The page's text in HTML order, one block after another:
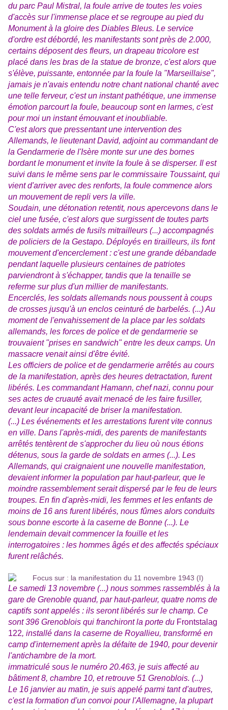
du parc Paul Mistral, la foule arrive de toutes les voies
d'accès sur l'immense place et se regroupe au pied du
Monument à la gloire des Diables Bleus. Le service
d'ordre est débordé, les manifestants sont près de 2.000,
certains déposent des fleurs, un drapeau tricolore est
placé dans les bras de la statue de bronze, c'est alors que
s'élève, puissante, entonnée par la foule la "Marseillaise",
jamais je n'avais entendu notre chant national chanté avec
une telle ferveur, c'est un instant pathétique, une immense
émotion parcourt la foule, beaucoup sont en larmes, c'est
pour moi un instant émouvant et inoubliable.
C'est alors que pressentant une intervention des
Allemands, le lieutenant David, adjoint au commandant de
la Gendarmerie de l'Isère monte sur une des bornes
bordant le monument et invite la foule à se disperser. Il est
suivi dans le même sens par le commissaire Toussaint, qui
vient d'arriver avec des renforts, la foule commence alors
un mouvement de repli vers la ville.
Soudain, une détonation retentit, nous apercevons dans le
ciel une fusée, c'est alors que surgissent de toutes parts
des soldats armés de fusils mitrailleurs (...) accompagnés
de policiers de la Gestapo. Déployés en tirailleurs, ils font
mouvement d'encerclement : c'est une grande débandade
pendant laquelle plusieurs centaines de patriotes
parviendront à s'échapper, tandis que la tenaille se
referme sur plus d'un millier de manifestants.
Encerclés, les soldats allemands nous poussent à coups
de crosses jusqu'à un enclos ceinturé de barbelés. (...) Au
moment de l'envahissement de la place par les soldats
allemands, les forces de police et de gendarmerie se
trouvaient "prises en sandwich" entre les deux camps. Un
massacre venait ainsi d'être évité.
Les officiers de police et de gendarmerie arrêtés au cours
de la manifestation, après des heures detractation, furent
libérés. Les commandant Hamann, chef nazi, connu pour
ses actes de cruauté avait menacé de les faire fusiller,
devant leur incapacité de briser la manifestation.
(...) Les événements et les arrestations furent vite connus
en ville. Dans l'après-midi, des parents de manifestants
arrêtés tentèrent de s'approcher du lieu où nous étions
détenus, sous la garde de soldats en armes (...). Les
Allemands, qui craignaient une nouvelle manifestation,
devaient informer la population par haut-parleur, que le
moindre rassemblement serait dispersé par le feu de leurs
troupes. En fin d'après-midi, les femmes et les enfants de
moins de 16 ans furent libérés, nous fûmes alors conduits
sous bonne escorte à la caserne de Bonne (...). Le
lendemain devait commencer la fouille et les
interrogatoires : les hommes âgés et des affectés spéciaux
furent relâchés.
Le samedi 13 novembre (...) nous sommes rassemblés à la
gare de Grenoble quand, par haut-parleur, quatre noms de
captifs sont appelés : ils seront libérés sur le champ. Ce
sont 396 Grenoblois qui franchiront la porte du Frontstalag
122, installé dans la caserne de Royallieu, transformé en
camp d'internement après la défaite de 1940, pour devenir
l'antichambre de la mort.
immatriculé sous le numéro 20.463, je suis affecté au
bâtiment 8, chambre 10, et retrouve 51 Grenoblois. (...)
Le 16 janvier au matin, je suis appelé parmi tant d'autres,
c'est la formation d'un convoi pour l'Allemagne, la plupart